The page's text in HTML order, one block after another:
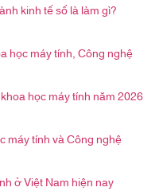
kinh tế số là làm gì?
học máy tính, Công nghệ
học máy tính năm 2026
máy tính và Công nghệ
ở Việt Nam hiện nay